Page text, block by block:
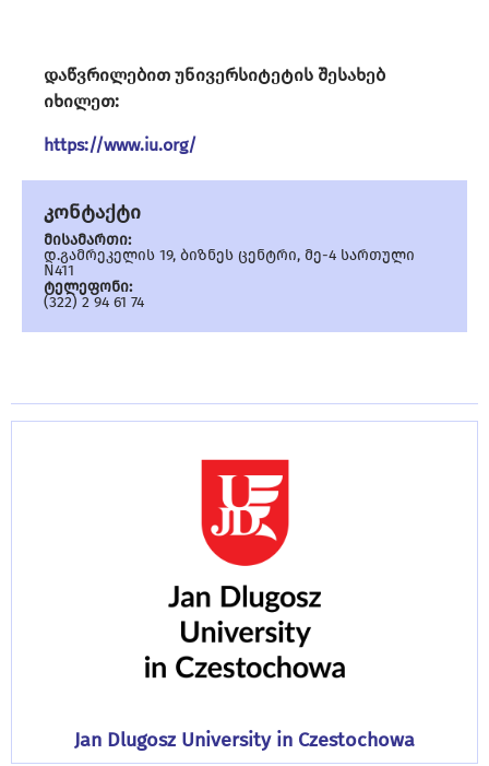
დაწვრილებით უნივერსიტეტის შესახებ
იხილეთ:
https://www.iu.org/
კონტაქტი
მისამართი:
დ.გამრეკელის 19, ბიზნეს ცენტრი, მე-4 სართული
N411
ტელეფონი:
(322) 2 94 61 74
Jan Dlugosz University in Czestochowa